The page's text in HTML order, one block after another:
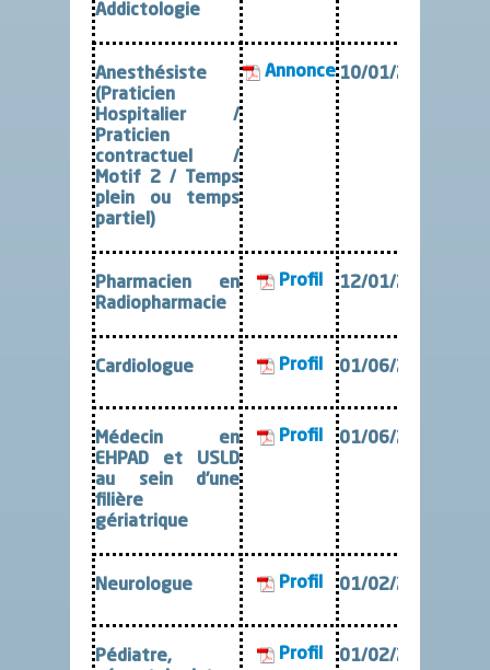
Addictologie
Anesthésiste
(Praticien
Hospitalier /
Praticien
contractuel /
Motif 2 / Temps
plein ou temps
partiel)
Annonce 10/01/2024
Pharmacien en
Radiopharmacie
Profil 12/01/2023
Cardiologue Profil 01/06/2022
Médecin en
EHPAD et USLD
au sein d’une
filière
gériatrique
Profil 01/06/2019
Neurologue Profil 01/02/2022
Pédiatre,
Profil 01/02/2022